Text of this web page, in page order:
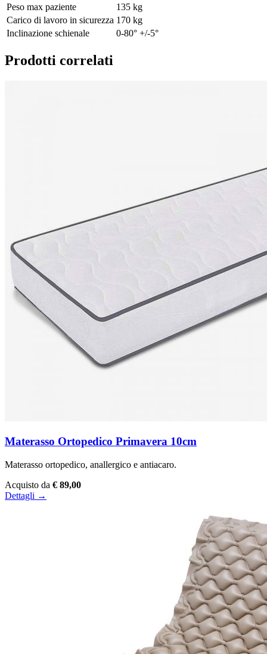
Peso max paziente
135 kg
Carico di lavoro in sicurezza 170 kg
Inclinazione schienale
0-80° +/-5°
Prodotti correlati
Materasso Ortopedico Primavera 10cm
Materasso ortopedico, anallergico e antiacaro.
Acquisto da € 89,00
Dettagli →